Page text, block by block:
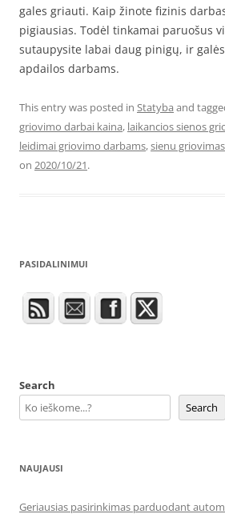
gales griauti. Kaip žinote fizinis
pigiausias. Todėl tinkamai paruošus
sutaupysite labai daug pinigų, ir
apdailos darbams.
This entry was posted in Statyba and
griovimo darbai kaina, laikancios sienos
leidimai griovimo darbams,sienu griovimas
on 2020/10/21.
PASIDALINIMUI
Search
Search
NAUJAUSI
Geriausias pasirinkimas parduodant